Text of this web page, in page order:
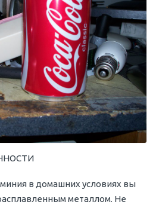
в домашних условиях вы
металлом. Не